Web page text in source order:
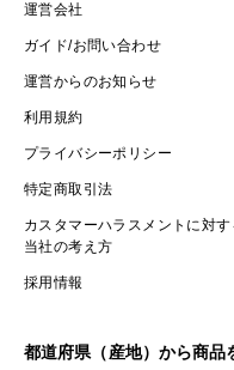
運営会社
ガイド/お問い合わせ
運営からのお知らせ
利用規約
プライバシーポリシー
特定商取引法
カスタマーハラスメントに対す
当社の考え方
採用情報
都道府県（産地）から商品